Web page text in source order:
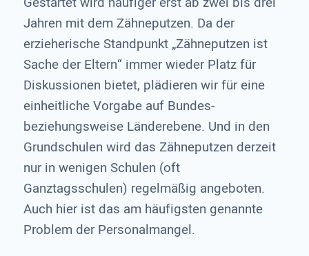
Jahren mit dem Zähneputzen. Da der
erzieherische Standpunkt „Zähneputzen ist
Sache der Eltern“ immer wieder Platz für
Diskussionen bietet, plädieren wir für eine
einheitliche Vorgabe auf Bundes-
beziehungsweise Länderebene. Und in den
Grundschulen wird das Zähneputzen derzeit
nur in wenigen Schulen (oft
Ganztagsschulen) regelmäßig angeboten.
Auch hier ist das am häufigsten genannte
Problem der Personalmangel.